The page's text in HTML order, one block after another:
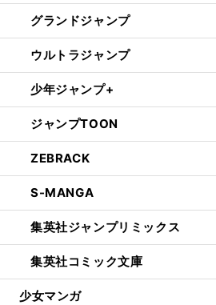
グランドジャンプ
ウルトラジャンプ
少年ジャンプ+
ジャンプTOON
ZEBRACK
S-MANGA
集英社ジャンプリミックス
集英社コミック文庫
少女マンガ